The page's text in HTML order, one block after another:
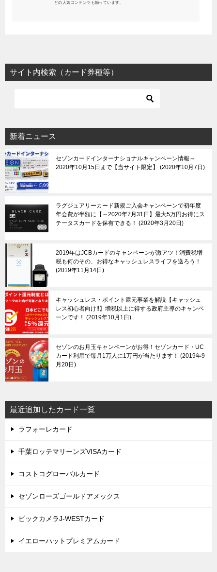
どの人気コンテンツも揃っています。
サイト内検索（カード券種等）
新着ニュース
セゾンカードインターナショナルキャンペーン情報～
2020年10月15日まで【当サイト限定】
2020年10月7日
ラグジュアリーカード新規ご入会キャンペーンで初年度
年会費が半額に【～2020年7月31日】最大5万円お得にス
テータスカードを保有できる！
2020年3月20日
2019年はJCBカードのキャンペーンが激アツ！消費税増
税も何のその、お得なキャッシュレスライフを送ろう！
2019年11月14日
キャッシュレス・ポイント還元事業を解説【キャッシュ
レス初心者向け!!】増税以上に得する政府主導のキャンペ
ーンです！
2019年10月1日
セゾンのお月玉キャンペーンがお得！セゾンカード・UC
カード利用で毎月1万人に1万円が当たります！
2019年9
月20日
最近追加したカード一覧
ラフォーレカード
千葉ロッテマリーンズVISAカード
コストコグローバルカード
セゾンローズゴールドアメックス
ビックカメラJ-WESTカード
イエローハットプレミアムカード